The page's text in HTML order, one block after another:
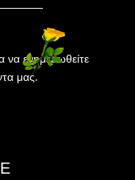
ενημερωθείτε
μας.